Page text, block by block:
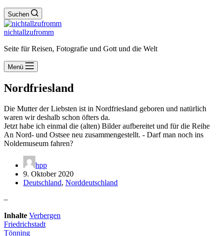
Suchen
nichtallzufromm
Seite für Reisen, Fotografie und Gott und die Welt
Menü
Nordfriesland
Die Mutter der Liebsten ist in Nordfriesland geboren und natürlich
waren wir deshalb schon öfters da.
Jetzt habe ich einmal die (alten) Bilder aufbereitet und für die Reihe
An Nord- und Ostsee neu zusammengestellt. - Darf man noch ins
Noldemuseum fahren?
hpp
9. Oktober 2020
Deutschland, Norddeutschland
–
Inhalte Verbergen
Friedrichstadt
Tönning